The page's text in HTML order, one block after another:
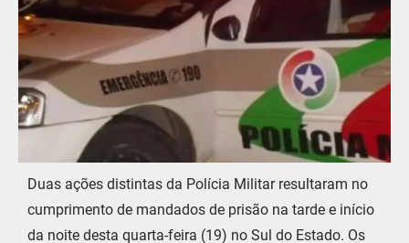
Duas ações distintas da Polícia Militar resultaram no
cumprimento de mandados de prisão na tarde e início
da noite desta quarta-feira (19) no Sul do Estado. Os